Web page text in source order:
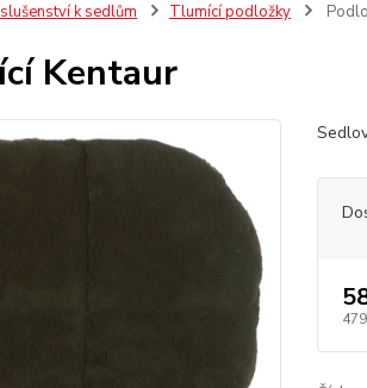
k sedlům Tlumící podložky
Kentaur